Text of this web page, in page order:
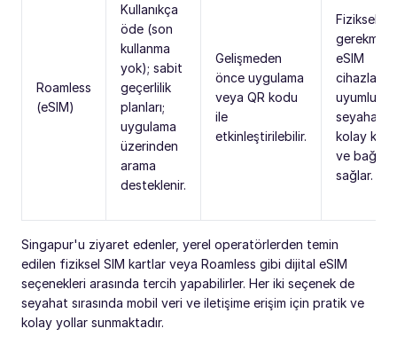
Roamless
(eSIM)
Kullanıkça
öde (son
kullanma
yok); sabit
geçerlilik
planları;
uygulama
üzerinden
arama
desteklenir.
Gelişmeden
önce uygulama
veya QR kodu
ile
etkinleştirilebilir.
Fiziksel
gerekmez;
eSIM
uyumlu;
seyahat
kolay
ve
sağlar.
Singapur'u ziyaret edenler, yerel operatörlerden temin
edilen fiziksel SIM kartlar veya Roamless gibi dijital eSIM
seçenekleri arasında tercih yapabilirler. Her iki seçenek de
seyahat sırasında mobil veri ve iletişime erişim için pratik ve
kolay yollar sunmaktadır.